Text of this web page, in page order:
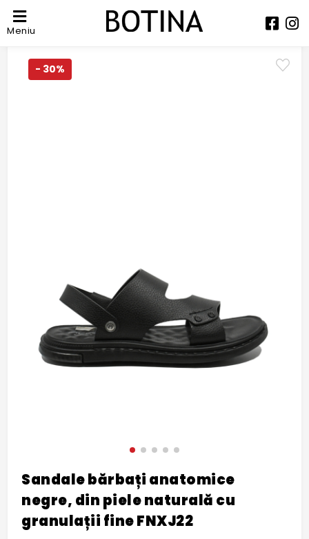
Meniu
- 30%
Sandale bărbați anatomice
negre, din piele naturală cu
granulații fine FNXJ22